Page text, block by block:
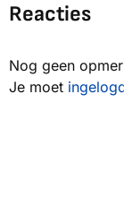
Reacties
Nog geen
Je moet